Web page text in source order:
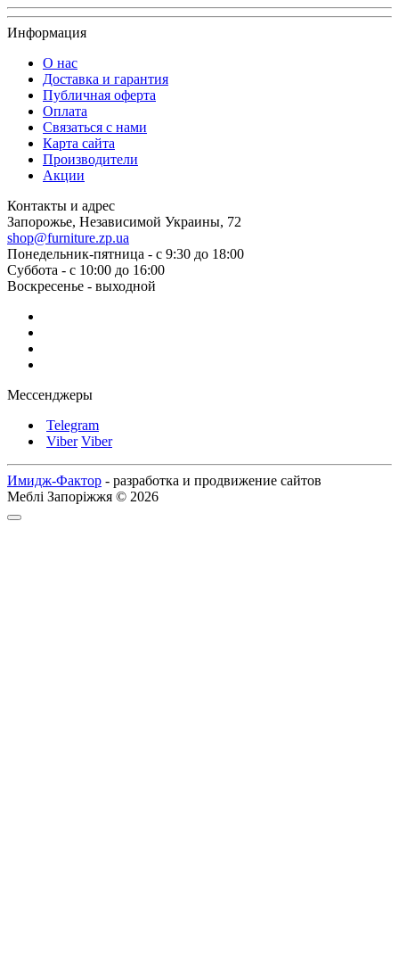
Информация
О нас
Доставка и гарантия
Публичная оферта
Оплата
Связаться с нами
Карта сайта
Производители
Акции
Контакты и адрес
Запорожье, Независимой Украины, 72
shop@furniture.zp.ua
Понедельник-пятница - с 9:30 до 18:00
Суббота - с 10:00 до 16:00
Воскресенье - выходной
Мессенджеры
Telegram
Viber Viber
Имидж-Фактор - разработка и продвижение сайтов
Меблі Запоріжжя © 2026